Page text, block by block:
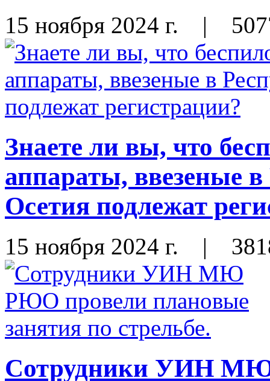
15 ноября 2024 г. |
Знаете ли вы, что
аппараты, ввезеные
Осетия подлежат
15 ноября 2024 г. |
Сотрудники УИН